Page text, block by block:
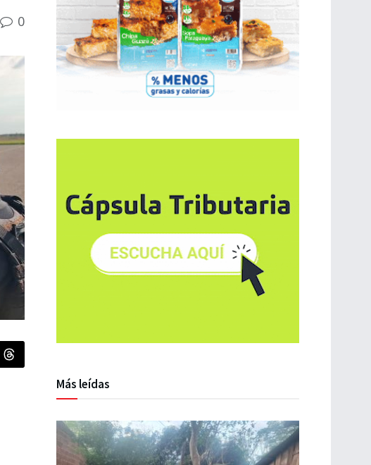
0
Más leídas